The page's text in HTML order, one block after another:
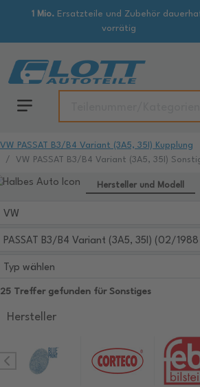
1 Mio.Ersatzteile und Zubehör
vorrätig
VW PASSAT B3/B4 Variant (3A5, 35I) Kupplung
VW PASSAT B3/B4 Variant (3A5, 35I)
Hersteller und Modell
25 Treffer gefunden für Sonstiges
Hersteller